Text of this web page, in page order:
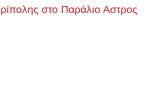
στο Παράλιο Αστρος